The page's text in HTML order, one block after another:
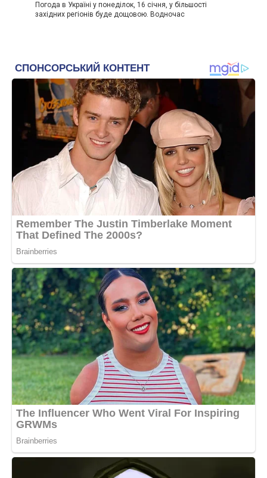
Погода в Україні у понеділок, 16 січня, у більшості
західних регіонів буде дощовою. Водночас